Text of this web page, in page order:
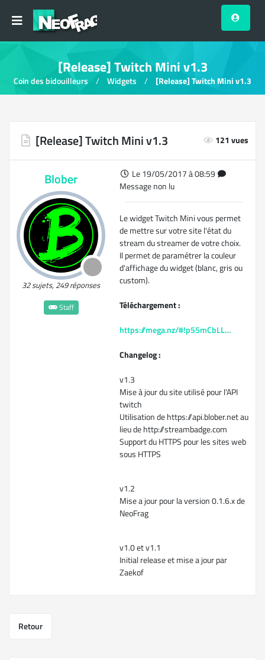
[Release] Twitch Mini v1.3
Coin des bidouilleurs Widgets [Release] Twitch Mini v1.3
121 vues
[Release] Twitch Mini v1.3
Blober
32 sujets, 249 réponses
Staff
Le 19/05/2017 à 08:59
Message non lu
Le widget Twitch Mini vous permet
de mettre sur votre site l'état du
stream du streamer de votre choix.
Il permet de paramétrer la couleur
d'affichage du widget (blanc, gris ou
custom).
Téléchargement:
https://mega.nz/#!p55mCbLL…
Changelog:
v1.3
Mise à jour du site utilisé pour l'API
twitch
Utilisation de https://api.blober.net au
lieu de http://streambadge.com
Support du HTTPS pour les sites web
sous HTTPS
v1.2
Mise a jour pour la version 0.1.6.x de
NeoFrag
v1.0 et v1.1
Initial release et mise a jour par
Zaekof
Retour